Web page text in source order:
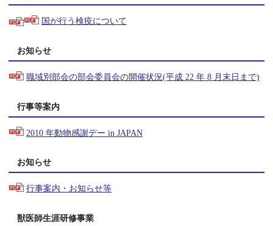
国が行う検疫について
お知らせ
職域別部会の部会委員会の開催状況(平成 22 年 8 月末日まで)
行事等案内
2010 年動物感謝デー in JAPAN
お知らせ
行事案内・お知らせ等
獣医師生涯研修事業